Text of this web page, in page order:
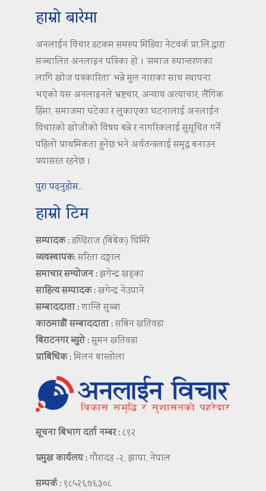
हाम्रो बारेमा
अनलाईन विचार डटकम समरुप मिडिया नेटवर्क प्रा.लि.द्वारा
सञ्चालित अनलाइन पत्रिका हो । ‘समाज रुपान्तरणका
लागि खोज पत्रकारिता’ भन्ने मुल नाराका साथ स्थापना
भएको यस अनलाइनले भ्रष्टचार, अन्याय अत्याचार, लैंगिक
हिंसा, समाजमा घटेका र लुकाएका घटनालाई अनलाईन
विचारको खोजीको विषय बन्ने र नागरिकलाई सुसूचित गर्ने
पहिलो प्राथमिकता हुनेछ भने अर्थतन्त्रलाई समृद्ध बनाउन
प्रयासरत रहनेछ ।
पुरा पढ्नुहोस..
हाम्रो टिम
सम्पादक :डण्डिराज (बिबेक) घिमिरे
व्यवस्थापक:सरिता दङ्गाल
समाचार सम्योजन :झगेन्द्र खड्का
साहित्य सम्पादक :खगेन्द्र नेउपाने
सम्बाददाता :शान्ति सुब्बा
काठमाडौं सम्बाददाता :सबिन खतिवडा
बिराटनगर ब्युरो :सुमन खतिवडा
प्राबिधिक :मिलन बास्तोला
सूचना बिभाग दर्ता नम्बर : ८९२
प्रमुख कार्यलय :गौरादह -२, झापा, नेपाल
सम्पर्क : ९८५२६७६३०८